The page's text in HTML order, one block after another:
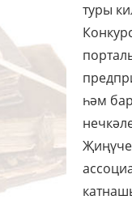
туры
һәм